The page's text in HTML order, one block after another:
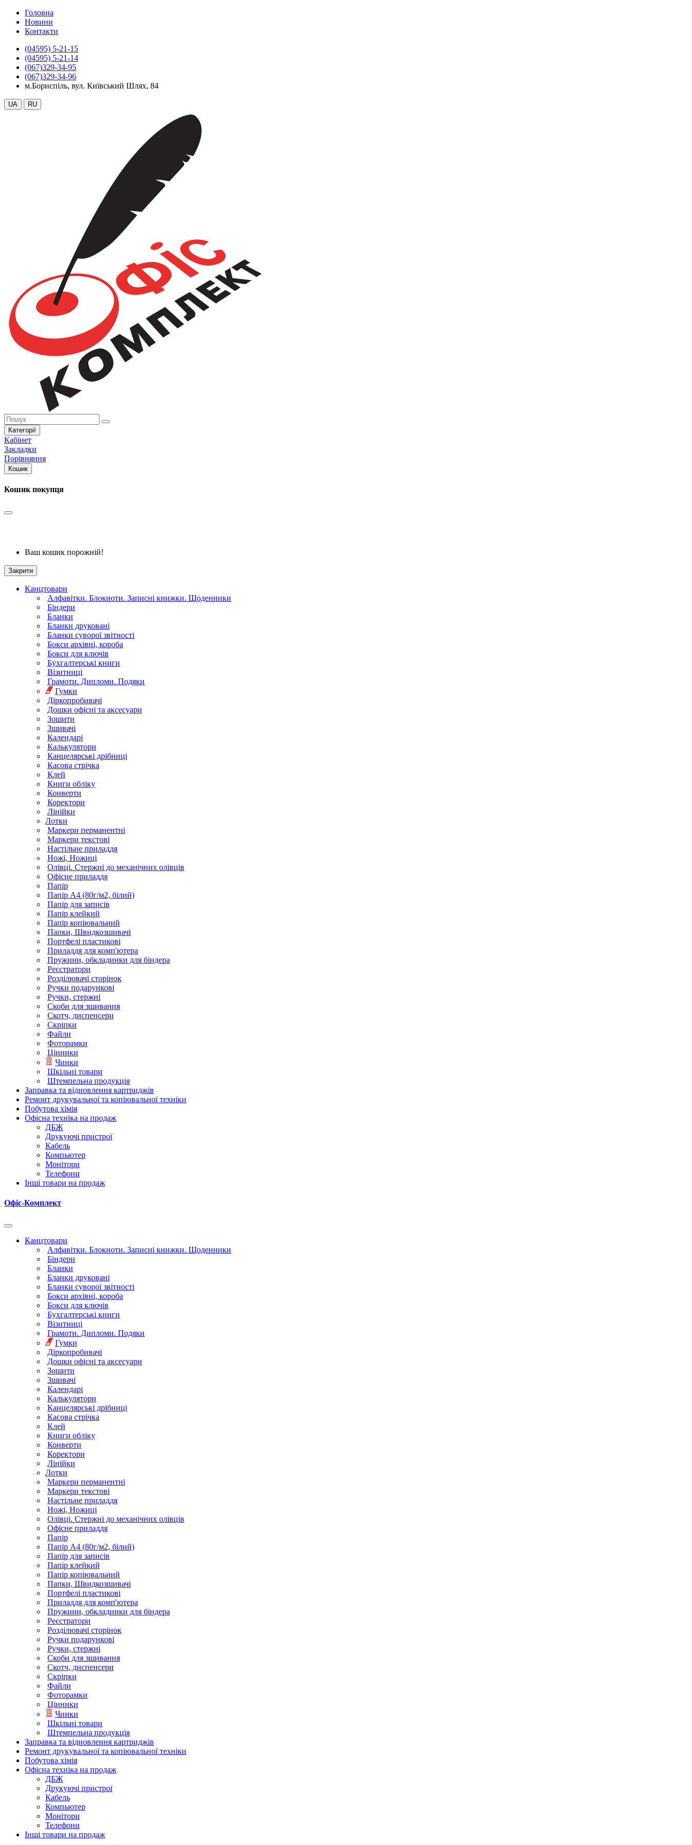
Головна
Новини
Контакти
(04595) 5-21-15
(04595) 5-21-14
(067)329-34-95
(067)329-34-96
м.Бориспіль, вул. Київський Шлях, 84
UA RU
Категорії
Кабінет
Закладки
Порівняння
Кошик
Кошик покупця
Ваш кошик порожній!
Закрити
Канцтовари
Алфавітки. Блокноти. Записні книжки. Щоденники
Біндери
Бланки
Бланки друковані
Бланки суворої звітності
Бокси архівні, короба
Бокси для ключів
Бухгалтерські книги
Візитниці
Грамоти. Дипломи. Подяки
Гумки
Діркопробивачі
Дошки офісні та аксесуари
Зошити
Зшивачі
Календарі
Калькулятори
Канцелярські дрібниці
Касова стрічка
Клей
Книги обліку
Конверти
Коректори
Лінійки
Лотки
Маркери перманентні
Маркери текстові
Настільне приладдя
Ножі, Ножиці
Олівці. Стержні до механічних олівців
Офісне приладдя
Папір
Папір А4 (80г/м2, білий)
Папір для записів
Папір клейкий
Папір копіювальний
Папки, Швидкозшивачі
Портфелі пластикові
Приладдя для комп'ютера
Пружини, обкладинки для біндера
Реєстратори
Розділювачі сторінок
Ручки подарункові
Ручки, стержні
Скоби для зшивання
Скотч, диспенсери
Скріпки
Файли
Фоторамки
Цінники
Чинки
Шкільні товари
Штемпельна продукція
Заправка та відновлення картриджів
Ремонт друкувальної та копіювальної техніки
Побутова хімія
Офісна техніка на продаж
ДБЖ
Друкуючі пристрої
Кабель
Компьютер
Монітори
Телефони
Інші товари на продаж
Офіс-Комплект
Канцтовари
Алфавітки. Блокноти. Записні книжки. Щоденники
Біндери
Бланки
Бланки друковані
Бланки суворої звітності
Бокси архівні, короба
Бокси для ключів
Бухгалтерські книги
Візитниці
Грамоти. Дипломи. Подяки
Гумки
Діркопробивачі
Дошки офісні та аксесуари
Зошити
Зшивачі
Календарі
Калькулятори
Канцелярські дрібниці
Касова стрічка
Клей
Книги обліку
Конверти
Коректори
Лінійки
Лотки
Маркери перманентні
Маркери текстові
Настільне приладдя
Ножі, Ножиці
Олівці. Стержні до механічних олівців
Офісне приладдя
Папір
Папір А4 (80г/м2, білий)
Папір для записів
Папір клейкий
Папір копіювальний
Папки, Швидкозшивачі
Портфелі пластикові
Приладдя для комп'ютера
Пружини, обкладинки для біндера
Реєстратори
Розділювачі сторінок
Ручки подарункові
Ручки, стержні
Скоби для зшивання
Скотч, диспенсери
Скріпки
Файли
Фоторамки
Цінники
Чинки
Шкільні товари
Штемпельна продукція
Заправка та відновлення картриджів
Ремонт друкувальної та копіювальної техніки
Побутова хімія
Офісна техніка на продаж
ДБЖ
Друкуючі пристрої
Кабель
Компьютер
Монітори
Телефони
Інші товари на продаж